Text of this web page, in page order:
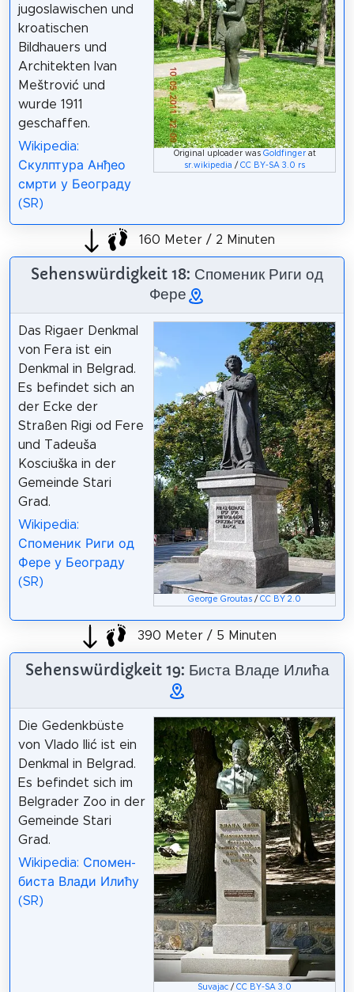
Original uploader was Goldfingerat
sr.wikipedia /CC BY-SA 3.0 rs
jugoslawischen und
kroatischen
Bildhauers und
Architekten Ivan
Meštrović und
wurde 1911
geschaffen.
Wikipedia:
Скулптура Анђео
смрти у Београду
(SR)
160 Meter / 2 Minuten
Sehenswürdigkeit 18: Споменик Риги од
Фере
George Groutas /CC BY 2.0
Das Rigaer Denkmal
von Fera ist ein
Denkmal in Belgrad.
Es befindet sich an
der Ecke der
Straßen Rigi od Fere
und Tadeuša
Kosciuška in der
Gemeinde Stari
Grad.
Wikipedia:
Споменик Риги од
Фере у Београду
(SR)
390 Meter / 5 Minuten
Sehenswürdigkeit 19: Биста Владе Илића
Suvajac /CC BY-SA 3.0
Die Gedenkbüste
von Vlado Ilić ist ein
Denkmal in Belgrad.
Es befindet sich im
Belgrader Zoo in der
Gemeinde Stari
Grad.
Wikipedia: Спомен-
биста Влади Илићу
(SR)